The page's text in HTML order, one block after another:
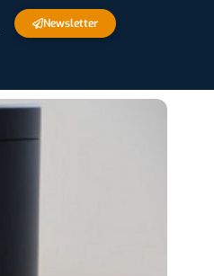
Newsletter